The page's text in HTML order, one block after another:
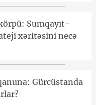
Sumqayıt-
xəritəsini necə
Gürcüstanda